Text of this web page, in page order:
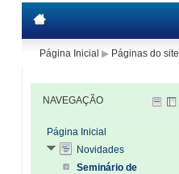
Página Inicial ▶ Páginas do site
NAVEGAÇÃO
Página Inicial
Novidades
Seminário de